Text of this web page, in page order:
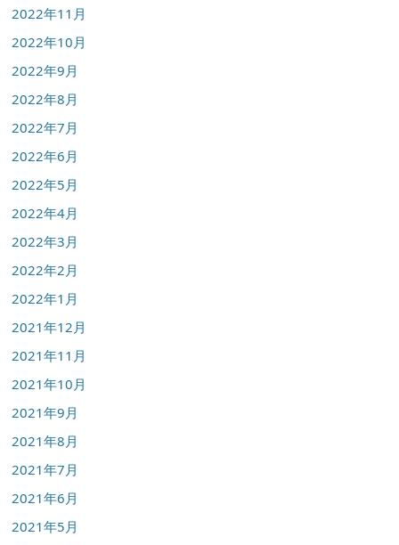
2022年11月
2022年10月
2022年9月
2022年8月
2022年7月
2022年6月
2022年5月
2022年4月
2022年3月
2022年2月
2022年1月
2021年12月
2021年11月
2021年10月
2021年9月
2021年8月
2021年7月
2021年6月
2021年5月